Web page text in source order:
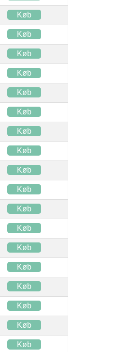
Køb
Køb
Køb
Køb
Køb
Køb
Køb
Køb
Køb
Køb
Køb
Køb
Køb
Køb
Køb
Køb
Køb
Køb